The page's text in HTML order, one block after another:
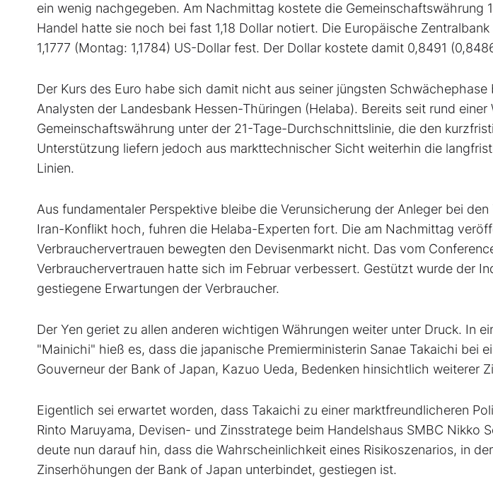
ein wenig nachgegeben. Am Nachmittag kostete die Gemeinschaftswährung
Handel hatte sie noch bei fast 1,18 Dollar notiert. Die Europäische
1,1777 (Montag: 1,1784) US-Dollar fest. Der Dollar kostete damit 0,8491
Der Kurs des Euro habe sich damit nicht aus seiner jüngsten
Analysten der Landesbank Hessen-Thüringen (Helaba). Bereits seit rund
Gemeinschaftswährung unter der 21-Tage-Durchschnittslinie, die den
Unterstützung liefern jedoch aus markttechnischer Sicht weiterhin die
Linien.
Aus fundamentaler Perspektive bleibe die Verunsicherung der Anleger bei
Iran-Konflikt hoch, fuhren die Helaba-Experten fort. Die am Nachmittag
Verbrauchervertrauen bewegten den Devisenmarkt nicht. Das vom
Verbrauchervertrauen hatte sich im Februar verbessert. Gestützt wurde der
gestiegene Erwartungen der Verbraucher.
Der Yen geriet zu allen anderen wichtigen Währungen weiter unter Druck. In
"Mainichi" hieß es, dass die japanische Premierministerin Sanae Takaichi bei
Gouverneur der Bank of Japan, Kazuo Ueda, Bedenken hinsichtlich weiterer
Eigentlich sei erwartet worden, dass Takaichi zu einer marktfreundlicheren
Rinto Maruyama, Devisen- und Zinsstratege beim Handelshaus SMBC Nikko
deute nun darauf hin, dass die Wahrscheinlichkeit eines Risikoszenarios, in
Zinserhöhungen der Bank of Japan unterbindet, gestiegen ist.